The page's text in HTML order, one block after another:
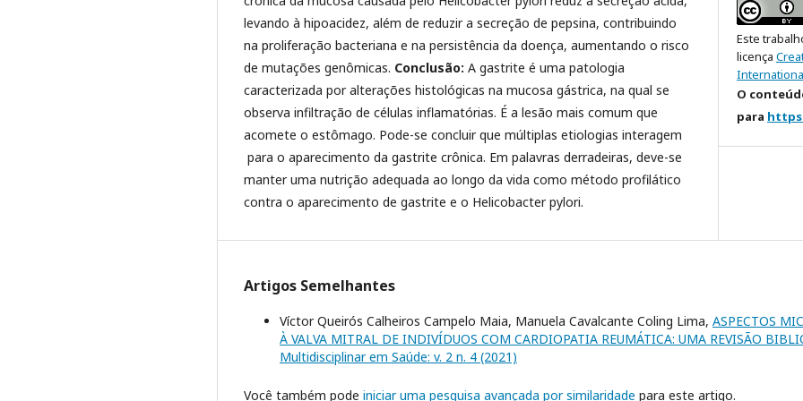
levando à hipoacidez, além de reduzir a secreção de pepsina, contribuindo
na proliferação bacteriana e na persistência da doença, aumentando o risco
de mutações genômicas. Conclusão: A gastrite é uma patologia
caracterizada por alterações histológicas na mucosa gástrica, na qual se
observa infiltração de células inflamatórias. É a lesão mais comum que
acomete o estômago. Pode-se concluir que múltiplas etiologias interagem
para o aparecimento da gastrite crônica. Em palavras derradeiras, deve-se
manter uma nutrição adequada ao longo da vida como método profilático
contra o aparecimento de gastrite e o Helicobacter pylori.
Este
licença
O
para
Artigos Semelhantes
Víctor Queirós Calheiros Campelo Maia, Manuela Cavalcante Coling Lima, ASPECTOS
À VALVA MITRAL DE INDIVÍDUOS COM CARDIOPATIA REUMÁTICA: UMA REVISÃO
Multidisciplinar em Saúde: v. 2 n. 4 (2021)
Você também pode iniciar uma pesquisa avançada por similaridade para este artigo.